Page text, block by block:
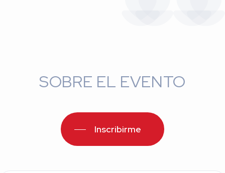
SOBRE EL EVENTO
Inscribirme